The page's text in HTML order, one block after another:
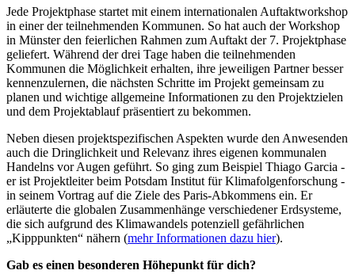
Jede Projektphase startet mit einem internationalen Auftaktworkshop
in einer der teilnehmenden Kommunen. So hat auch der Workshop
in Münster den feierlichen Rahmen zum Auftakt der 7. Projektphase
geliefert. Während der drei Tage haben die teilnehmenden
Kommunen die Möglichkeit erhalten, ihre jeweiligen Partner besser
kennenzulernen, die nächsten Schritte im Projekt gemeinsam zu
planen und wichtige allgemeine Informationen zu den Projektzielen
und dem Projektablauf präsentiert zu bekommen.
Neben diesen projektspezifischen Aspekten wurde den Anwesenden
auch die Dringlichkeit und Relevanz ihres eigenen kommunalen
Handelns vor Augen geführt. So ging zum Beispiel Thiago Garcia -
er ist Projektleiter beim Potsdam Institut für Klimafolgenforschung -
in seinem Vortrag auf die Ziele des Paris-Abkommens ein. Er
erläuterte die globalen Zusammenhänge verschiedener Erdsysteme,
die sich aufgrund des Klimawandels potenziell gefährlichen
„Kipppunkten“ nähern (mehr Informationen dazu hier).
Gab es einen besonderen Höhepunkt für dich?